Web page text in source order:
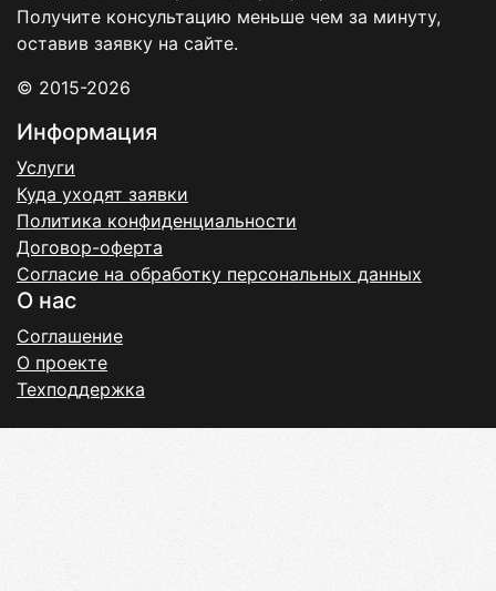
Получите консультацию меньше чем за минуту,
оставив заявку на сайте.
© 2015-2026
Информация
Услуги
Куда уходят заявки
Политика конфиденциальности
Договор-оферта
Согласие на обработку персональных данных
О нас
Соглашение
О проекте
Техподдержка